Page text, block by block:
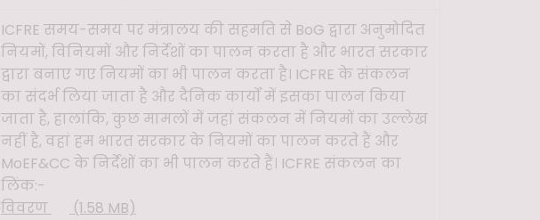
ICFRE समय-समय पर मंत्रालय की सहमति से BoG द्वारा अनुमोदित
नियमों, विनियमों और निर्देशों का पालन करता है और भारत सरकार
द्वारा बनाए गए नियमों का भी पालन करता है। ICFRE के संकलन
का संदर्भ लिया जाता है और दैनिक कार्यों में इसका पालन किया
जाता है, हालांकि, कुछ मामलों में जहां संकलन में नियमों का उल्लेख
नहीं है, वहां हम भारत सरकार के नियमों का पालन करते हैं और
MoEF&CC के निर्देशों का भी पालन करते हैं। ICFRE संकलन का
लिंक:-
विवरण
(1.58 MB)